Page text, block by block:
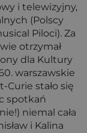
i telewizyjny,
(Polscy
Piloci). Za
otrzymał
dla Kultury
warszawskie
stało się
spotkań
niemal cała
i Kalina